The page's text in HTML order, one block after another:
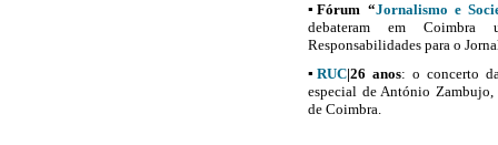
▪Fórum “Jornalismo e
debateram em
Responsabilidades para o
▪ RUC|26 anos: o concerto
especial de António
de Coimbra.